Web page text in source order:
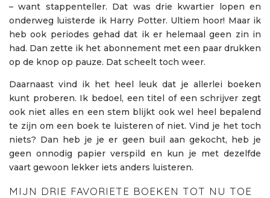
– want stappenteller. Dat was drie kwartier lopen en
onderweg luisterde ik Harry Potter. Ultiem hoor! Maar ik
heb ook periodes gehad dat ik er helemaal geen zin in
had. Dan zette ik het abonnement met een paar drukken
op de knop op pauze. Dat scheelt toch weer.
Daarnaast vind ik het heel leuk dat je allerlei boeken
kunt proberen. Ik bedoel, een titel of een schrijver zegt
ook niet alles en een stem blijkt ook wel heel bepalend
te zijn om een boek te luisteren of niet. Vind je het toch
niets? Dan heb je je er geen buil aan gekocht, heb je
geen onnodig papier verspild en kun je met dezelfde
vaart gewoon lekker iets anders luisteren.
MIJN DRIE FAVORIETE BOEKEN TOT NU TOE